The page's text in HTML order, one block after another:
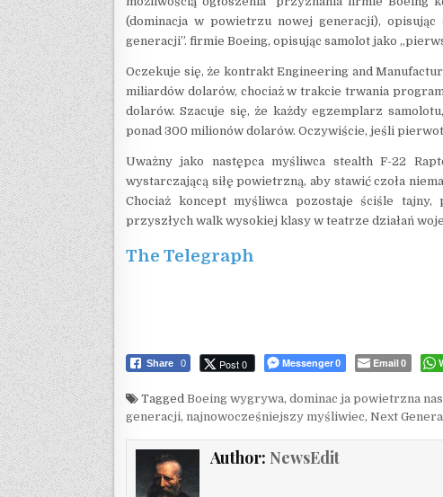
(dominacja w powietrzu nowej generacji),
generacji”. firmie Boeing, opisując samolot jako
Oczekuje się, że kontrakt Engineering and
miliardów dolarów, chociaż w trakcie trwania
dolarów. Szacuje się, że każdy egzemplarz
ponad 300 milionów dolarów. Oczywiście, jeśli
Uważny jako następca myśliwca stealth F-22
wystarczającą siłę powietrzną, aby stawić czoła
Chociaż koncept myśliwca pozostaje ściśle
przyszłych walk wysokiej klasy w teatrze działań
The Telegraph
Share 0 Post 0 Messenger0 Email0
Tagged Boeing wygrywa, dominac ja powietrzna
generacji, najnowocześniejszy myśliwiec, Next
Author: NewsEdit